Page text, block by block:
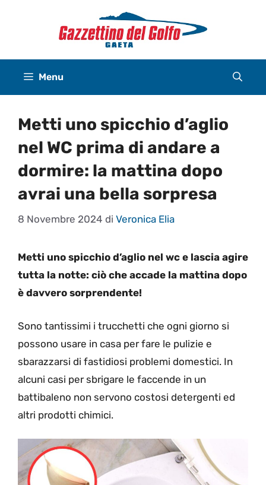
Menu
Metti uno spicchio d’aglio
nel WC prima di andare a
dormire: la mattina dopo
avrai una bella sorpresa
8 Novembre 2024 di Veronica Elia
Metti uno spicchio d’aglio nel wc e lascia agire
tutta la notte: ciò che accade la mattina dopo
è davvero sorprendente!
Sono tantissimi i trucchetti che ogni giorno si
possono usare in casa per fare le pulizie e
sbarazzarsi di fastidiosi problemi domestici. In
alcuni casi per sbrigare le faccende in un
battibaleno non servono costosi detergenti ed
altri prodotti chimici.